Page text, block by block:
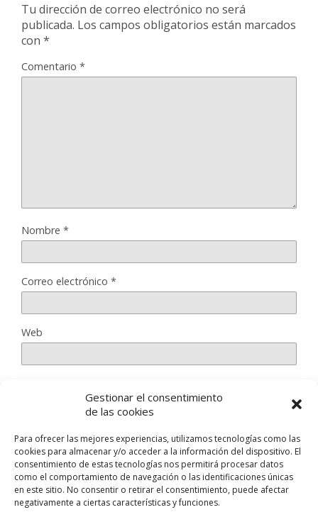
Gestionar el consentimiento
de las cookies
Para ofrecer las mejores experiencias, utilizamos tecnologías como las
cookies para almacenar y/o acceder a la información del dispositivo. El
consentimiento de estas tecnologías nos permitirá procesar datos
como el comportamiento de navegación o las identificaciones únicas
en este sitio. No consentir o retirar el consentimiento, puede afectar
negativamente a ciertas características y funciones.
Tu dirección de correo electrónico no será
publicada. Los campos obligatorios están marcados
con *
Comentario *
Nombre *
Correo electrónico *
Web
Guarda mi nombre, correo electrónico y web en este
navegador para la próxima vez que comente.